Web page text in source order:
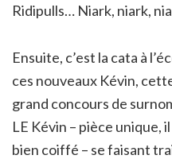
Ridipulls… Niark, niark,
Ensuite, c’est la cata à
ces nouveaux Kévin,
grand concours de
LE Kévin – pièce unique,
bien coiffé – se faisant